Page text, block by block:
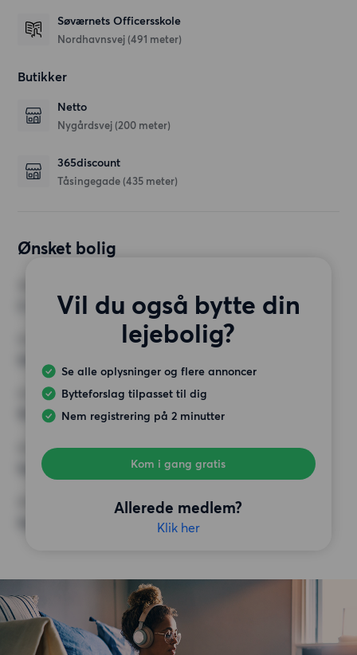
Søværnets Officersskole
Nordhavnsvej (491 meter)
Butikker
Netto
Nygårdsvej (200 meter)
365discount
Tåsingegade (435 meter)
Ønsket bolig
Vil du også bytte din
lejebolig?
Se alle oplysninger og flere annoncer
Bytteforslag tilpasset til dig
Nem registrering på 2 minutter
Kom i gang gratis
Allerede medlem?
Klik her
2 værelser
MIN. ANTAL KVADRATMETER
MAX HUSLEJE
10 000 kr.
Ingen særlige krav
ØVRIGE PRÆFERENCER
Ingen særlige præferencer